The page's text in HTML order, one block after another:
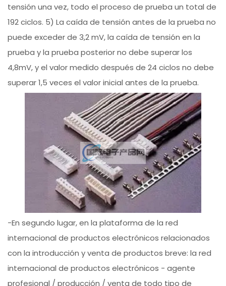
tensión una vez, todo el proceso de prueba un total de
192 ciclos. 5) La caída de tensión antes de la prueba no
puede exceder de 3,2 mV, la caída de tensión en la
prueba y la prueba posterior no debe superar los
4,8mV, y el valor medido después de 24 ciclos no debe
superar 1,5 veces el valor inicial antes de la prueba.
-En segundo lugar, en la plataforma de la red
internacional de productos electrónicos relacionados
con la introducción y venta de productos breve: la red
internacional de productos electrónicos - agente
profesional / producción / venta de todo tipo de